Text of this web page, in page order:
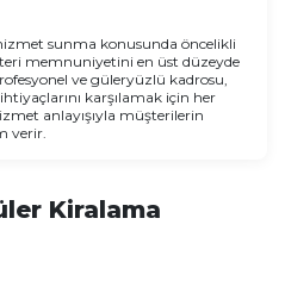
sunma konusunda öncelikli
memnuniyetini en üst düzeyde
ve güleryüzlü kadrosu,
karşılamak için her
anlayışıyla müşterilerin
verir.
Kiralama